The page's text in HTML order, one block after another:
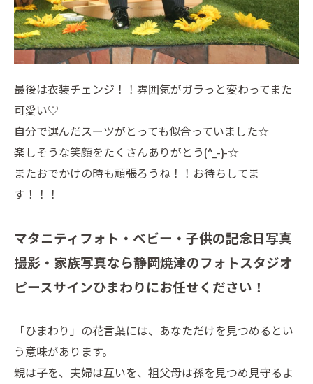
最後は衣装チェンジ！！雰囲気がガラっと変わってまた
可愛い♡
自分で選んだスーツがとっても似合っていました☆
楽しそうな笑顔をたくさんありがとう(^_-)-☆
またおでかけの時も頑張ろうね！！お待ちしてま
す！！！
マタニティフォト・ベビー・子供の記念日写真
撮影・家族写真なら静岡焼津のフォトスタジオ
ピースサインひまわりにお任せください！
「ひまわり」の花言葉には、あなただけを見つめるとい
う意味があります。
親は子を、夫婦は互いを、祖父母は孫を見つめ見守るよ